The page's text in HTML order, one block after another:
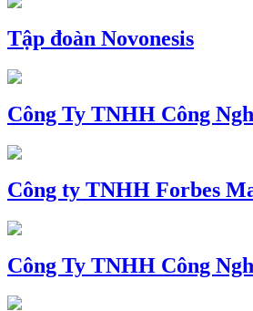
Tập đoàn Novonesis
Công Ty TNHH Công
Công ty TNHH Forbes
Công Ty TNHH Công